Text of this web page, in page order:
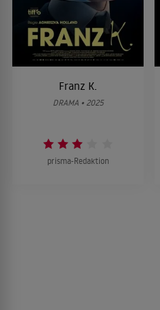
Franz K.
DRAMA • 2025
prisma-Redaktion